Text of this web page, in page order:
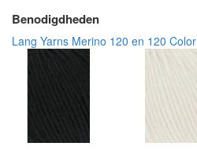
Benodigdheden
Lang Yarns Merino 120 en 120 Color